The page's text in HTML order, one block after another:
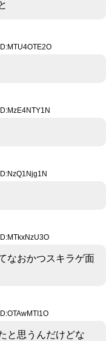
なおかつスキラゲ面
と思うんだけどな